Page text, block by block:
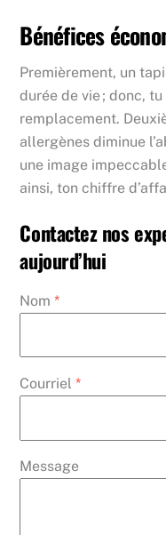
Bénéfices
Premièrement, un
durée de vie ; donc,
remplacement.
allergènes diminue
une image
ainsi, ton chiffre
Contactez nos
aujourd’hui
Nom*
Courriel*
Message